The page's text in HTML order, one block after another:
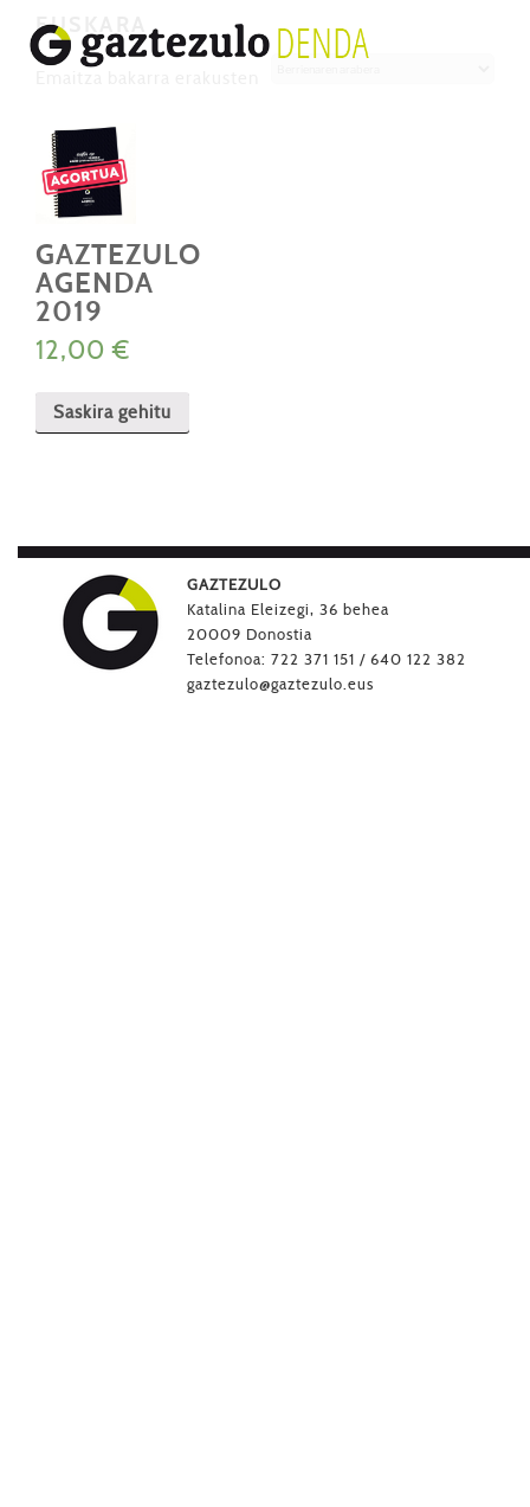
EUSKARA
GAZTEZULO
AGENDA
2019
12,00€
Saskira gehitu
GAZTEZULO
Katalina Eleizegi, 36 behea
20009 Donostia
Telefonoa: 722 371 151 / 640 122 382
gaztezulo@gaztezulo.eus